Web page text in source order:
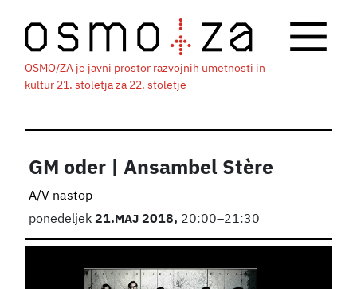
OSMO/ZA je javni prostor razvojnih umetnosti in
kultur 21. stoletja za 22. stoletje
GM oder | Ansambel Stère
A/V nastop
ponedeljek21.MAJ2018, 20:00–21:30